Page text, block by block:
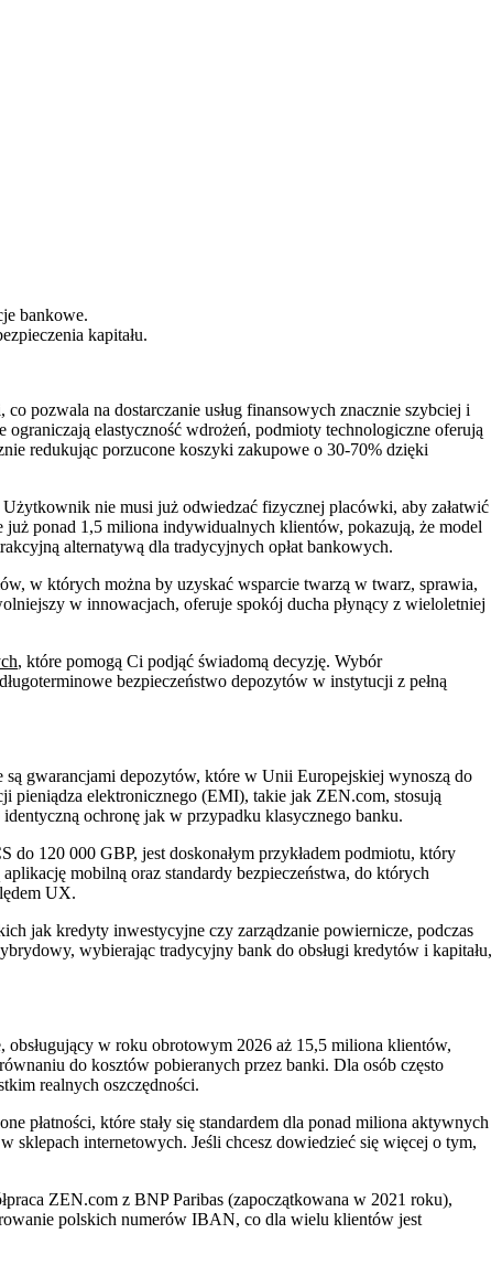
bankowe.
kapitału.
pozwala na dostarczanie usług finansowych znacznie szybciej i
elastyczność wdrożeń, podmioty technologiczne oferują
redukując porzucone koszyki zakupowe o 30-70% dzięki
nie musi już odwiedzać fizycznej placówki, aby załatwić
ponad 1,5 miliona indywidualnych klientów, pokazują, że model
alternatywą dla tradycyjnych opłat bankowych.
w których można by uzyskać wsparcie twarzą w twarz, sprawia,
w innowacjach, oferuje spokój ducha płynący z wieloletniej
, które pomogą Ci podjąć świadomą decyzję. Wybór
bezpieczeństwo depozytów w instytucji z pełną
są gwarancjami depozytów, które w Unii Europejskiej wynoszą do
pieniądza elektronicznego (EMI), takie jak ZEN.com, stosują
ochronę jak w przypadku klasycznego banku.
do 120 000 GBP, jest doskonałym przykładem podmiotu, który
mobilną oraz standardy bezpieczeństwa, do których
UX.
jak kredyty inwestycyjne czy zarządzanie powiernicze, podczas
wybierając tradycyjny bank do obsługi kredytów i kapitału,
w roku obrotowym 2026 aż 15,5 miliona klientów,
do kosztów pobieranych przez banki. Dla osób często
realnych oszczędności.
płatności, które stały się standardem dla ponad miliona aktywnych
sklepach internetowych. Jeśli chcesz dowiedzieć się więcej o tym,
ZEN.com z BNP Paribas (zapoczątkowana w 2021 roku),
polskich numerów IBAN, co dla wielu klientów jest